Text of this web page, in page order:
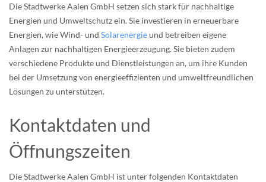
Die Stadtwerke Aalen GmbH setzen sich stark für nachhaltige
Energien und Umweltschutz ein. Sie investieren in erneuerbare
Energien, wie Wind- und Solarenergieund betreiben eigene
Anlagen zur nachhaltigen Energieerzeugung. Sie bieten zudem
verschiedene Produkte und Dienstleistungen an, um ihre Kunden
bei der Umsetzung von energieeffizienten und umweltfreundlichen
Lösungen zu unterstützen.
Kontaktdaten und
Öffnungszeiten
Die Stadtwerke Aalen GmbH ist unter folgenden Kontaktdaten